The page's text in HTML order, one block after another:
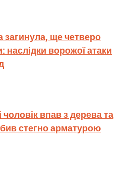
ще четверо
наслідки ворожої атаки
впав з дерева та
стегно арматурою